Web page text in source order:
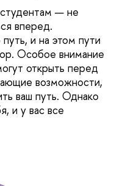
— не
вперед.
и на этом пути
Особое внимание
открыть перед
возможности,
ваш путь. Однако
и у вас все